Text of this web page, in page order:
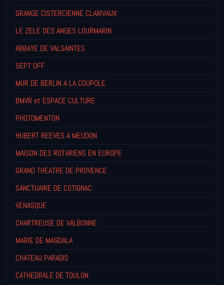
GRANGE CISTERCIENNE CLAIRVAUX
LE ZELE DES ANGES LOURMARIN
ABBAYE DE VALSAINTES
SEPT OFF
MUR DE BERLIN A LA COUPOLE
BMVR et ESPACE CULTURE
PHOTOMENTON
HUBERT REEVES A MEUDON
MAISON DES ROTARIENS EN EUROPE
GRAND THEATRE DE PROVENCE
SANCTUAIRE DE COTIGNAC
VENASQUE
CHARTREUSE DE VALBONNE
MARIE DE MAGDALA
CHATEAU PARADIS
CATHEDRALE DE TOULON